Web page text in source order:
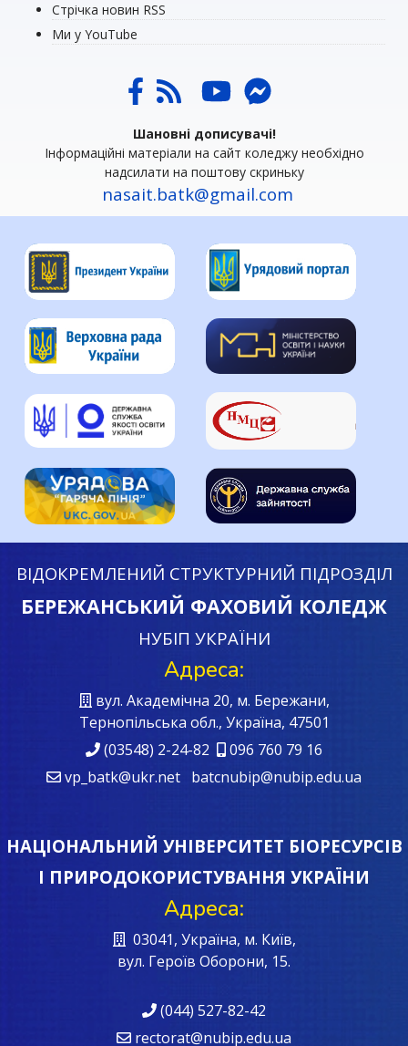
Стрічка новин RSS
Ми у YouTube
Шановні дописувачі!
Інформаційні матеріали на сайт коледжу необхідно
надсилати на поштову скриньку
nasait.batk@gmail.com
ВІДОКРЕМЛЕНИЙ СТРУКТУРНИЙ ПІДРОЗДІЛ
БЕРЕЖАНСЬКИЙ ФАХОВИЙ КОЛЕДЖ
НУБІП УКРАЇНИ
Адреса:
вул. Академічна 20, м. Бережани,
Тернопільська обл., Україна, 47501
(03548) 2-24-82
096 760 79 16
vp_batk@ukr.net batcnubip@nubip.edu.ua
НАЦІОНАЛЬНИЙ УНІВЕРСИТЕТ БІОРЕСУРСІВ
І ПРИРОДОКОРИСТУВАННЯ УКРАЇНИ
Адреса:
03041, Україна, м. Київ,
вул. Героїв Oборони, 15.
(044) 527-82-42
rectorat@nubip.edu.ua